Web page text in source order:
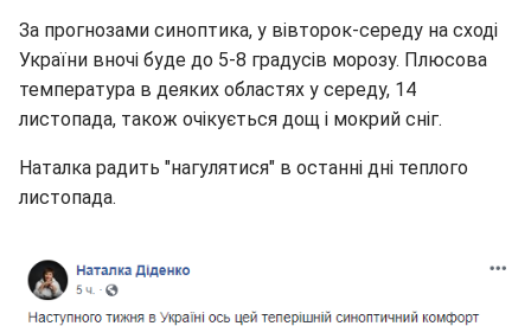
За прогнозами синоптика, у вівторок-середу на сході
України вночі буде до 5-8 градусів морозу. Плюсова
температура в деяких областях у середу, 14
листопада, також очікується дощ і мокрий сніг.
Наталка радить "нагулятися" в останні дні теплого
листопада.